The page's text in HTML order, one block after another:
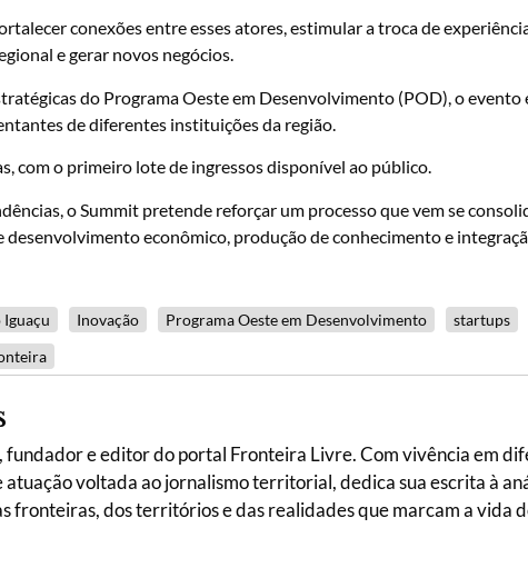
conexões entre esses atores, estimular a troca de
e gerar novos negócios.
do Programa Oeste em Desenvolvimento (POD), o evento
de diferentes instituições da região.
com o primeiro lote de ingressos disponível ao público.
o Summit pretende reforçar um processo que vem se
econômico, produção de conhecimento e
Iguaçu Inovação Programa Oeste em Desenvolvimento
startups
fundador e editor do portal Fronteira Livre. Com vivência em
atuação voltada ao jornalismo territorial, dedica sua escrita à
fronteiras, dos territórios e das realidades que marcam a vida